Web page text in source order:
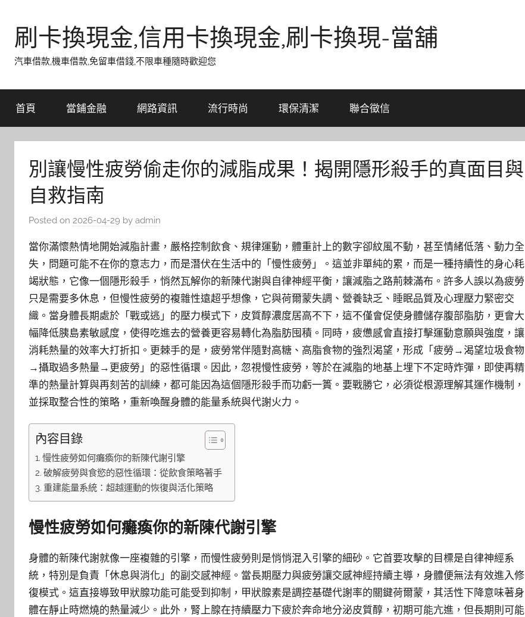
content刷卡換現金,信用卡換現金,刷卡換現-當舖
汽車借款,機車借款,免留車借錢,不限車種隨時歡迎您
首頁 當鋪金融 網路資訊 流行時尚 環保清潔 聯合徵信
別讓慢性疲勞偷走你的減脂成果！揭開隱形殺手的真面目與
自救指南
Posted on 2026-04-29 by admin
當你滿懷熱情地開始減脂計畫，嚴格控制飲食、規律運動，體重計上的數字卻紋風不動，甚至情緒低落、動力全
失，問題可能不在你的意志力，而是潛伏在生活中的「慢性疲勞」。這並非單純的累，而是一種持續性的身心耗
竭狀態，它像一個隱形殺手，悄然瓦解你的新陳代謝與自律神經平衡，讓減脂之路荊棘滿布。許多人誤以為疲勞
只是需要多休息，但慢性疲勞的複雜性遠超乎想像，它與荷爾蒙失調、營養缺乏、睡眠品質及心理壓力緊密交
織。當身體長期處於「戰或逃」的壓力模式下，皮質醇濃度居高不下，這不僅會促使身體儲存腹部脂肪，更會大
幅降低胰島素敏感度，使得吃進去的營養更容易轉化為脂肪囤積。同時，疲憊感會直接打擊運動意願與強度，讓
消耗熱量的效率大打折扣。更棘手的是，疲勞常伴隨對高糖、高脂食物的強烈渴望，形成「疲勞→渴望垃圾食物
→攝取過多熱量→更疲勞」的惡性循環。因此，忽視慢性疲勞，等於在減脂的地基上埋下不定時炸彈，即使再精
準的熱量計算與再刻苦的訓練，都可能因為這個隱形殺手而功虧一簣。要戰勝它，必須從根源理解其運作機制，
並採取整合性的策略，重新喚醒身體的能量系統與代謝火力。
內容目錄
慢性疲勞如何癱瘓你的新陳代謝引擎
破解疲勞與食慾的惡性循環：從飲食策略著手
重建能量系統：超越運動的恢復與活化策略
慢性疲勞如何癱瘓你的新陳代謝引擎
身體的新陳代謝就像一座複雜的引擎，而慢性疲勞則是悄悄混入引擎的細砂。它首要攻擊的目標是自律神經系
統，特別是負責「休息與消化」的副交感神經。當長期壓力與疲勞讓交感神經持續主導，身體便無法有效進入修
復模式。這直接導致甲狀腺功能可能受到抑制，甲狀腺素是調控基礎代謝率的關鍵荷爾蒙，其活性下降意味著身
體在靜止時燃燒的熱量減少。此外，腎上腺在持續壓力下疲於奔命地分泌皮質醇，初期可能亢進，但長期則可能